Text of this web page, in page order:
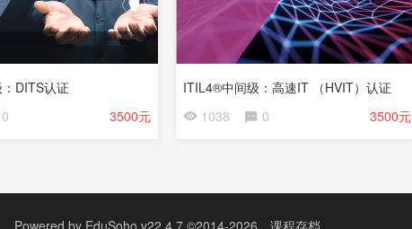
DITS认证
0 3500元
ITIL4®中间级：高速IT （HVIT）认证
1038
0 3500元
Powered by EduSoho v22.4.7©2014-2026 课程存档